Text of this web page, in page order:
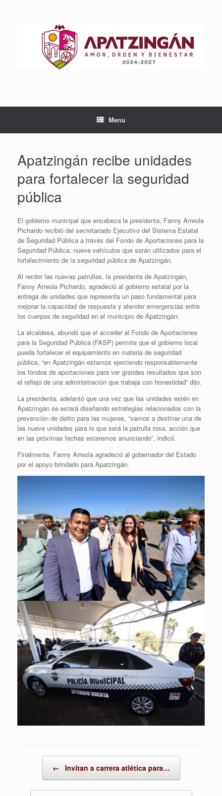
Menu
Apatzingán recibe unidades
para fortalecer la seguridad
pública
El gobierno municipal que encabeza la presidenta, Fanny Arreola
Pichardo recibió del secretariado Ejecutivo del Sistema Estatal
de Seguridad Pública a través del Fondo de Aportaciones para la
Seguridad Pública, nueve vehículos que serán utilizados para el
fortalecimiento de la seguridad pública de Apatzingán.
Al recibir las nuevas patrullas, la presidenta de Apatzingán,
Fanny Arreola Pichardo, agradeció al gobierno estatal por la
entrega de unidades que representa un paso fundamental para
mejorar la capacidad de respuesta y atender emergencias entre
los cuerpos de seguridad en el municipio de Apatzingán.
La alcaldesa, abundó que el acceder al Fondo de Aportaciones
para la Seguridad Pública (FASP) permite que el gobierno local
pueda fortalecer el equipamiento en materia de seguridad
pública, “en Apatzingán estamos ejerciendo responsablemente
los fondos de aportaciones para ver grandes resultados que son
el reflejo de una administración que trabaja con honestidad” dijo.
La presidenta, adelantó que una vez que las unidades estén en
Apatzingán se estará diseñando estrategias relacionados con la
prevención de delito para las mujeres, “vamos a destinar una de
las nueve unidades para lo que será la patrulla rosa, acción que
en las próximas fechas estaremos anunciando”, indicó.
Finalmente, Fanny Arreola agradeció al gobernador del Estado
por el apoyo brindado para Apatzingán.
← Invitan a carrera atlética para…